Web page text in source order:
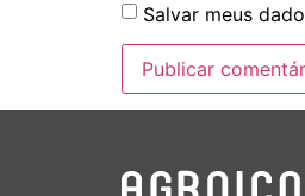
Salvar meus